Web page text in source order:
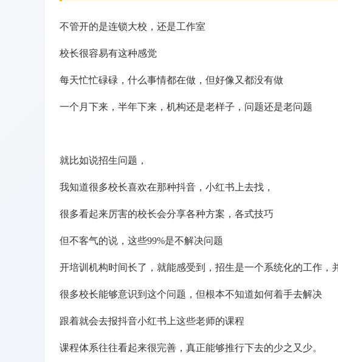
不管开的是连锁大校，还是工作室
校长很容易有这种感觉
每天忙忙碌碌，什么事情都在做，但好像又都没有做
一个月下来，半年下来，机构还是老样子，问题还是老问题
就比如说招生问题，
我知道很多校长喜欢在那种抖音，小红书上去找，
很多看起来厉害的校长会分享各种方案，各式技巧
但不客气的说，这些99%是不解决问题
开培训机构时间长了，就能感受到，招生是一个系统化的工作，
很多校长能够意识到这个问题，但根本不知道如何着手去解决
跟着就会去报抖音小红书上这些老师的课程
课程体系往往看起来很完善，真正能够推行下去的少之又少。